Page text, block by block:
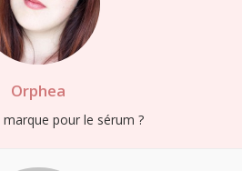
Orphea
marque pour le sérum ?